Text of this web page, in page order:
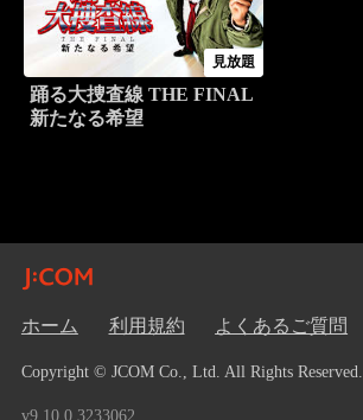
見放題
踊る大捜査線 THE FINAL
新たなる希望
ホーム 利用規約 よくあるご質問
Copyright © JCOM Co., Ltd. All Rights Reserved.
v9.10.0.3233062